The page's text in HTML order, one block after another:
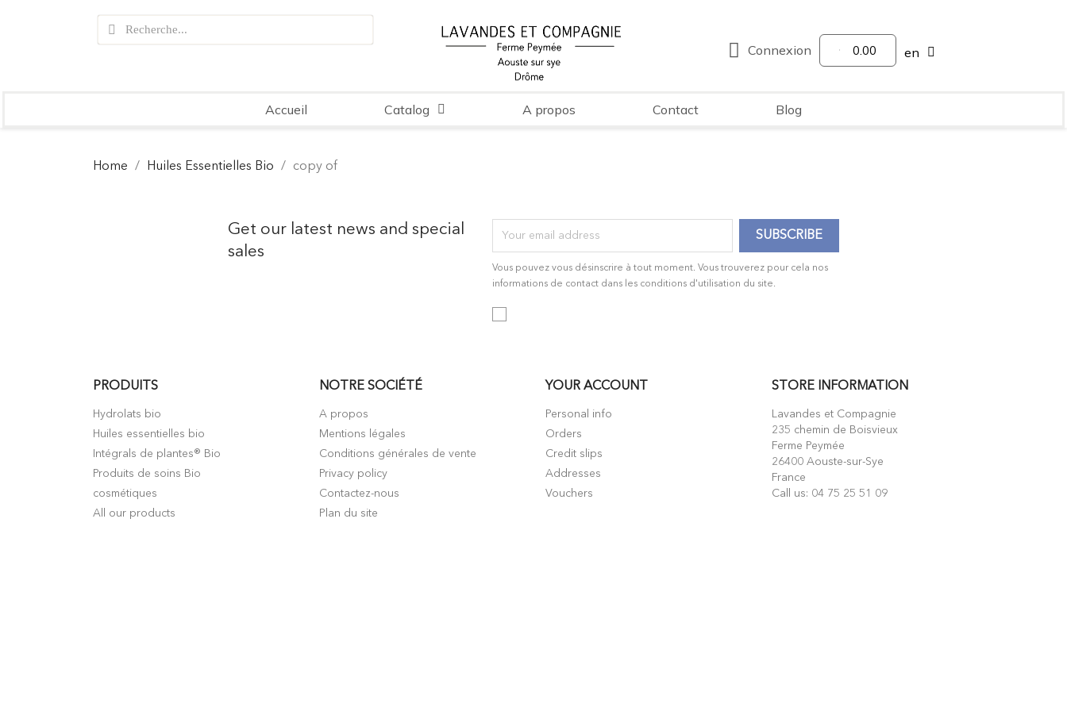
Connexion 0.00 en
Accueil Catalog A propos Contact Blog
Home Huiles Essentielles Bio copy of
Get our latest news and special
sales
Vous pouvez vous désinscrire à tout moment. Vous trouverez pour cela nos
informations de contact dans les conditions d'utilisation du site.
PRODUITS
Hydrolats bio
Huiles essentielles bio
Intégrals de plantes® Bio
Produits de soins Bio
cosmétiques
All our products
NOTRE SOCIÉTÉ
A propos
Mentions légales
Conditions générales de vente
Privacy policy
Contactez-nous
Plan du site
YOUR ACCOUNT
Personal info
Orders
Credit slips
Addresses
Vouchers
STORE INFORMATION
Lavandes et Compagnie
235 chemin de Boisvieux
Ferme Peymée
26400 Aouste-sur-Sye
France
Call us: 04 75 25 51 09